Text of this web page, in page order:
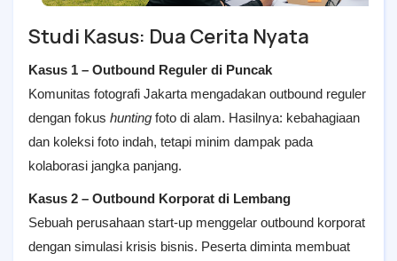
Studi Kasus: Dua Cerita Nyata
Kasus 1 – Outbound Reguler di Puncak
Komunitas fotografi Jakarta mengadakan outbound reguler
dengan fokus hunting foto di alam. Hasilnya: kebahagiaan
dan koleksi foto indah, tetapi minim dampak pada
kolaborasi jangka panjang.
Kasus 2 – Outbound Korporat di Lembang
Sebuah perusahaan start-up menggelar outbound korporat
dengan simulasi krisis bisnis. Peserta diminta membuat